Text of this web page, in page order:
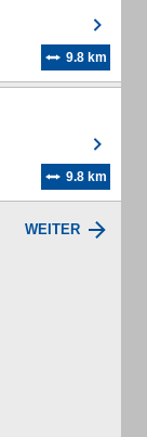
9.8 km
9.8 km
WEITER